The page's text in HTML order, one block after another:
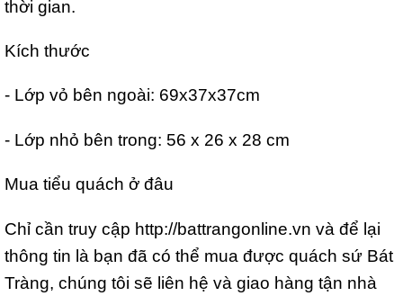
thời gian.
Kích thước
- Lớp vỏ bên ngoài: 69x37x37cm
- Lớp nhỏ bên trong: 56 x 26 x 28 cm
Mua tiểu quách ở đâu
Chỉ cần truy cập http://battrangonline.vn và để lại
thông tin là bạn đã có thể mua được quách sứ Bát
Tràng, chúng tôi sẽ liên hệ và giao hàng tận nhà